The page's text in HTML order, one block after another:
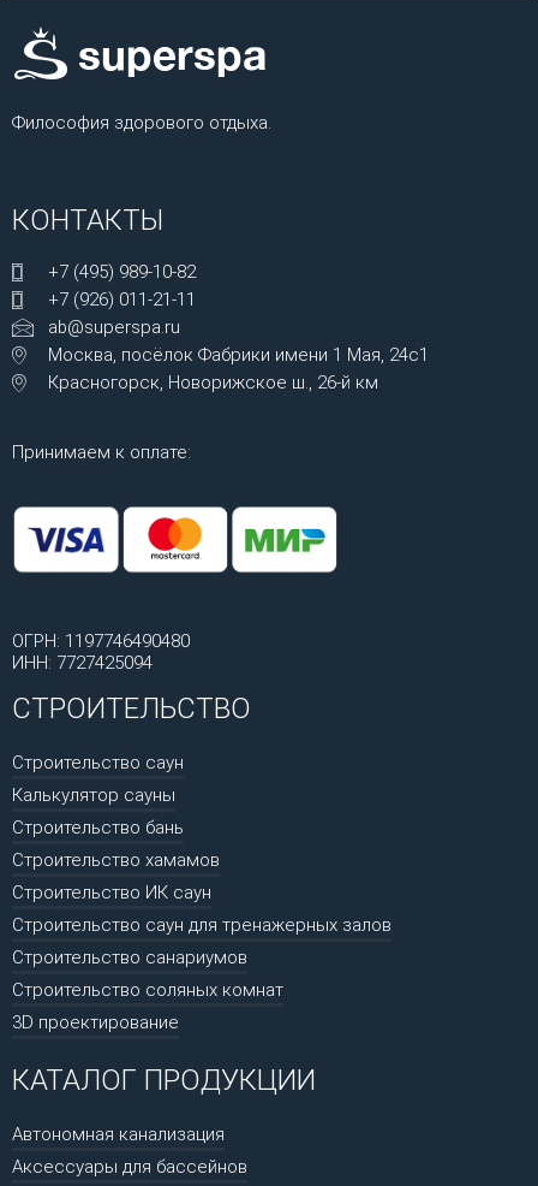
Философия здорового отдыха.
КОНТАКТЫ
+7 (495) 989-10-82
+7 (926) 011-21-11
ab@superspa.ru
Москва, посёлок Фабрики имени 1 Мая, 24с1
Красногорск, Новорижское ш., 26-й км
Принимаем к оплате:
ОГРН: 1197746490480
ИНН: 7727425094
СТРОИТЕЛЬСТВО
Строительство саун
Калькулятор сауны
Строительство бань
Строительство хамамов
Строительство ИК саун
Строительство саун для тренажерных залов
Строительство санариумов
Строительство соляных комнат
3D проектирование
КАТАЛОГ ПРОДУКЦИИ
Автономная канализация
Аксессуары для бассейнов